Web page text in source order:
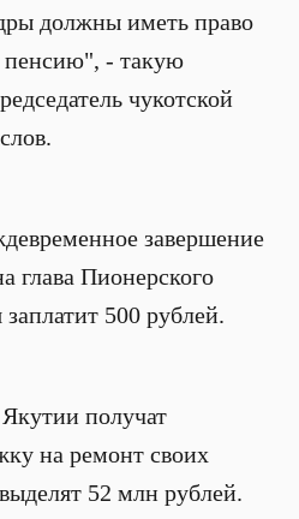
должны иметь право
пенсию", - такую
чукотской
завершение
глава Пионерского
заплатит 500 рублей.
получат
на ремонт своих
52 млн рублей.